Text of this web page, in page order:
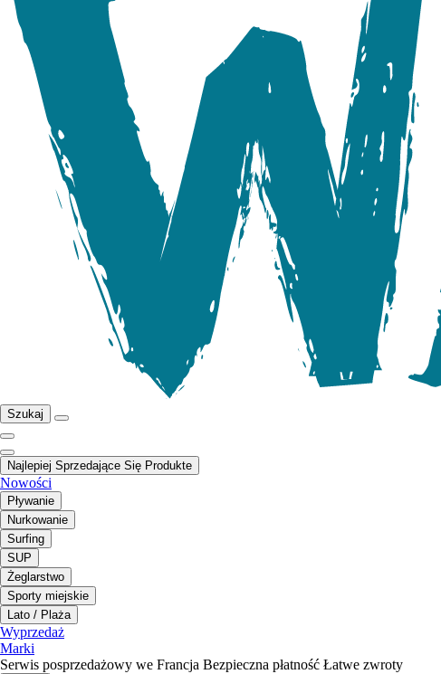
Szukaj
Najlepiej Sprzedające Się Produkte
Nowości
Pływanie
Nurkowanie
Surfing
SUP
Żeglarstwo
Sporty miejskie
Lato / Plaża
Wyprzedaż
Marki
Serwis posprzedażowy we Francja Bezpieczna płatność Łatwe zwroty